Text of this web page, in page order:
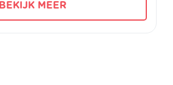
BEKIJK MEER